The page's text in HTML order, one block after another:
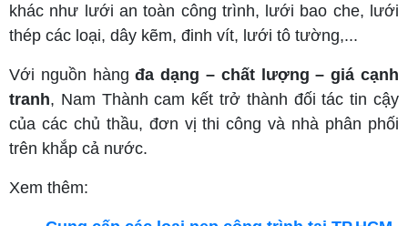
khác như lưới an toàn công trình, lưới bao che, lưới
thép các loại, dây kẽm, đinh vít, lưới tô tường,...
Với nguồn hàngđa dạng – chất lượng – giá cạnh
tranh, Nam Thành cam kết trở thành đối tác tin cậy
của các chủ thầu, đơn vị thi công và nhà phân phối
trên khắp cả nước.
Xem thêm: